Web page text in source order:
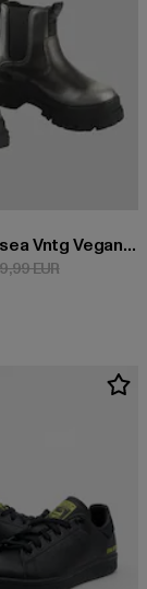
Aspha Chelsea Vntg Vegan Nappa
56,00 EUR
EURAktionspreis: